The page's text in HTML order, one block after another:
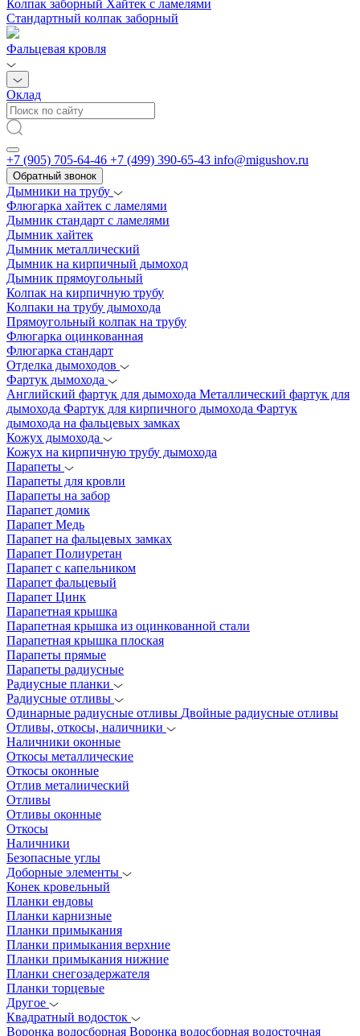
Колпак заборный Хайтек с ламелями
Стандартный колпак заборный
Фальцевая кровля
Оклад
+7 (905) 705-64-46 +7 (499) 390-65-43 info@migushov.ru
Обратный звонок
Дымники на трубу
Флюгарка хайтек с ламелями
Дымник стандарт с ламелями
Дымник хайтек
Дымник металлический
Дымник на кирпичный дымоход
Дымник прямоугольный
Колпак на кирпичную трубу
Колпаки на трубу дымохода
Прямоугольный колпак на трубу
Флюгарка оцинкованная
Флюгарка стандарт
Отделка дымоходов
Фартук дымохода
Английский фартук для дымохода Металлический фартук для
дымохода Фартук для кирпичного дымохода Фартук
дымохода на фальцевых замках
Кожух дымохода
Кожух на кирпичную трубу дымохода
Парапеты
Парапеты для кровли
Парапеты на забор
Парапет домик
Парапет Медь
Парапет на фальцевых замках
Парапет Полиуретан
Парапет с капельником
Парапет фальцевый
Парапет Цинк
Парапетная крышка
Парапетная крышка из оцинкованной стали
Парапетная крышка плоская
Парапеты прямые
Парапеты радиусные
Радиусные планки
Радиусные отливы
Одинарные радиусные отливы Двойные радиусные отливы
Отливы, откосы, наличники
Наличники оконные
Откосы металлические
Откосы оконные
Отлив металиический
Отливы
Отливы оконные
Откосы
Наличники
Безопасные углы
Доборные элементы
Конек кровельный
Планки ендовы
Планки карнизные
Планки примыкания
Планки примыкания верхние
Планки примыкания нижние
Планки снегозадержателя
Планки торцевые
Другое
Квадратный водосток
Воронка водосборная Воронка водосборная водосточная